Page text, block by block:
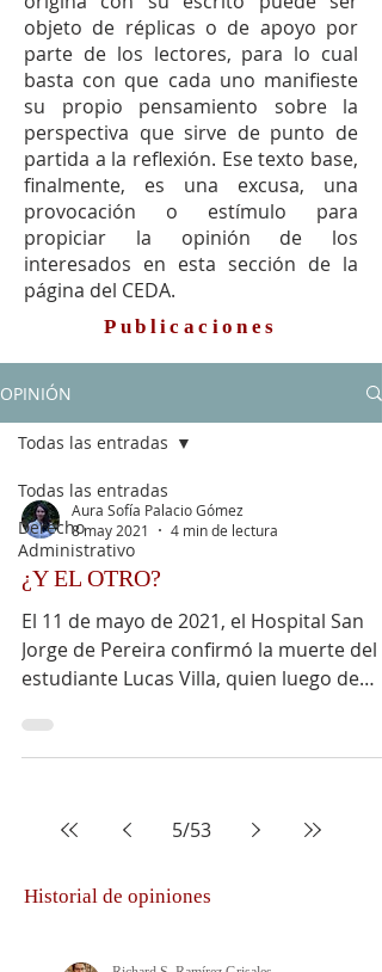
objeto de réplicas o de apoyo por
parte de los lectores, para lo cual
basta con que cada uno manifieste
su propio pensamiento sobre la
perspectiva que sirve de punto de
partida a la reflexión. Ese texto base,
finalmente, es una excusa, una
provocación o estímulo para
propiciar la opinión de los
interesados en esta sección de la
página del CEDA.
Publicaciones
OPINIÓN
Todas las entradas
Derecho
Administrativo
Todas las entradas
Aura Sofía Palacio Gómez
8 may 2021
4 min de lectura
¿Y EL OTRO?
El 11 de mayo de 2021, el Hospital San
Jorge de Pereira confirmó la muerte del
estudiante Lucas Villa, quien luego de
5/53
Historial de opiniones